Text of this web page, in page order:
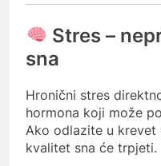
Stres –
sna
Hronični stres
hormona koji može
Ako odlazite u krevet
kvalitet sna će trpjeti.